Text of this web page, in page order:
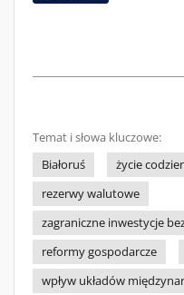
Temat i słowa kluczowe:
Białoruś
życie
rezerwy walutowe
zagraniczne inwestycje
reformy gospodarcze
wpływ układów